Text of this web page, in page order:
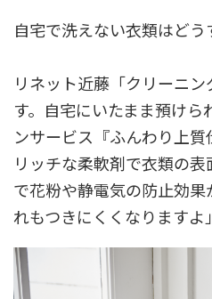
自宅で洗えない衣類はどう
リネット近藤「クリーニ
す。自宅にいたまま預けら
ンサービス『ふんわり上
リッチな柔軟剤で衣類の
で花粉や静電気の防止効
れもつきにくくなりますよ」